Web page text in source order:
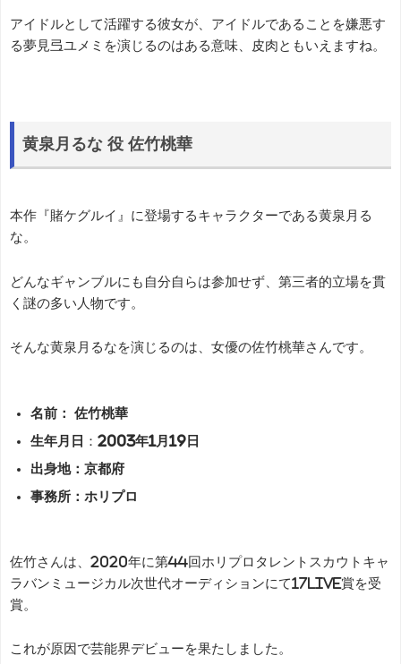
アイドルとして活躍する彼女が、アイドルであることを嫌悪す
る夢見弖ユメミを演じるのはある意味、皮肉ともいえますね。
黄泉月るな 役 佐竹桃華
本作『賭ケグルイ』に登場するキャラクターである黄泉月る
な。
どんなギャンブルにも自分自らは参加せず、第三者的立場を貫
く謎の多い人物です。
そんな黄泉月るなを演じるのは、女優の佐竹桃華さんです。
名前： 佐竹桃華
生年月日 ： 2003年1月19日
出身地：京都府
事務所：ホリプロ
佐竹さんは、2020年に第44回ホリプロタレントスカウトキャ
ラバンミュージカル次世代オーディションにて17LIVE賞を受
賞。
これが原因で芸能界デビューを果たしました。